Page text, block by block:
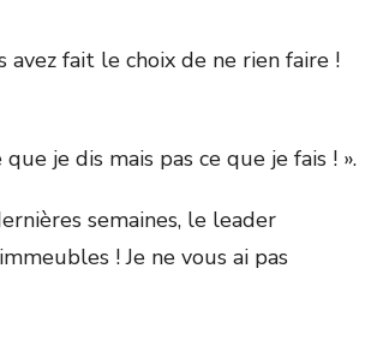
fait le choix de ne rien faire !
je dis mais pas ce que je fais ! ».
semaines, le leader
! Je ne vous ai pas